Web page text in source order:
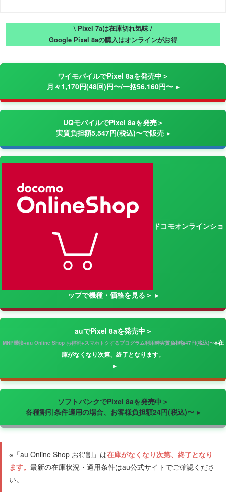
\ Pixel 7aは在庫切れ気味 /
Google Pixel 8aの購入はオンラインがお得
ワイモバイルでPixel 8aを発売中＞
月々1,170円(48回)円〜/一括56,160円〜
UQモバイルでPixel 8aを発売＞
実質負担額5,547円(税込)〜で販売
ドコモオンラインショ
ップで機種・価格を見る＞
auでPixel 8aを発売中＞
MNP乗換+au Online Shop お得割+スマホトクするプログラム利用時実質負担額47円(税込)〜※在
庫がなくなり次第、終了となります。
ソフトバンクでPixel 8aを発売中＞
各種割引条件適用の場合、お客様負担額24円(税込)〜
※「au Online Shop お得割」は在庫がなくなり次第、終了となり
ます。 最新の在庫状況・適用条件はau公式サイトでご確認くださ
い。